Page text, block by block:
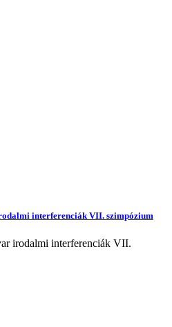
interferenciák VII. szimpózium
irodalmi interferenciák VII.